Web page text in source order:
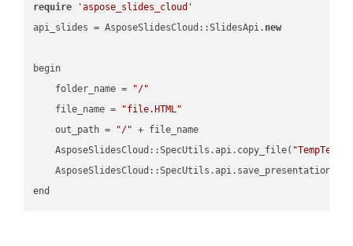
require
'aspose_slides_cloud'
api_slides = AsposeSlidesCloud::SlidesApi. new
begin
    folder_name =
"/"
    file_name =
"file.HTML"
    out_path =
"/" + file_name
    AsposeSlidesCloud::SpecUtils.api.copy_file(